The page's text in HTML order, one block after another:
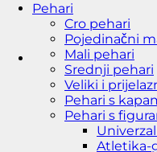
Pehari
Cro pehari
Pojedinačni
Mali pehari
Srednji pehari
Veliki i
Pehari s
Pehari s
Atletika-